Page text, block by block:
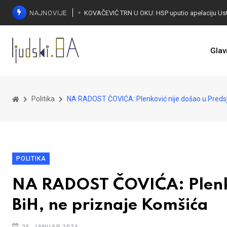
NAJNOVIJE
Politika NA RADOST ČOVIĆA: Plenković nije došao u
POLITIKA
NA RADOST ČOVIĆA:
BiH, ne priznaje Komšića